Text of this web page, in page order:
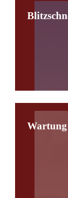
Wartung